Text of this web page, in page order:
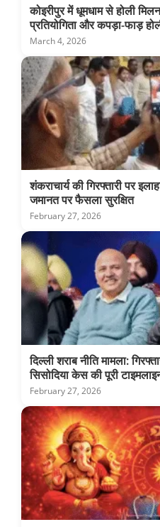
कोइरीपुर में धूमधाम से होली
प्रतियोगिता और कपड़ा-फाड़
March 4, 2026
शंकराचार्य की गिरफ्तारी पर
जमानत पर फैसला सुरक्षित
February 27, 2026
दिल्ली शराब नीति मामला:
सिसोदिया केस की पूरी
February 27, 2026